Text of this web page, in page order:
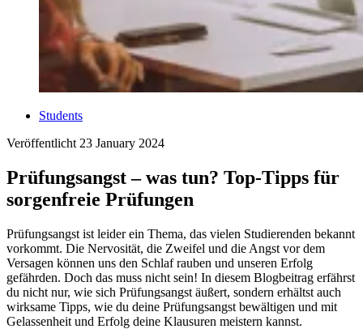
Students
Veröffentlicht 23 January 2024
Prüfungsangst – was tun? Top-Tipps für
sorgenfreie Prüfungen
Prüfungsangst ist leider ein Thema, das vielen Studierenden bekannt
vorkommt. Die Nervosität, die Zweifel und die Angst vor dem
Versagen können uns den Schlaf rauben und unseren Erfolg
gefährden. Doch das muss nicht sein! In diesem Blogbeitrag erfährst
du nicht nur, wie sich Prüfungsangst äußert, sondern erhältst auch
wirksame Tipps, wie du deine Prüfungsangst bewältigen und mit
Gelassenheit und Erfolg deine Klausuren meistern kannst.